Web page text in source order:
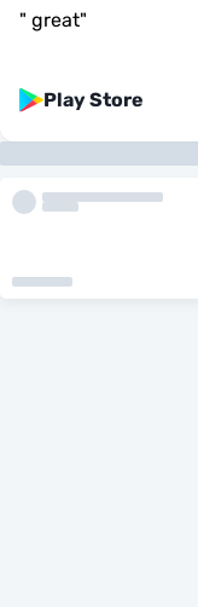
" great"
Play Store